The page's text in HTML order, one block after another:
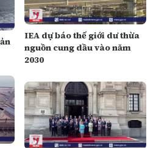
IEA dự báo thế giới dư thừa
nguồn cung dầu vào năm
2030